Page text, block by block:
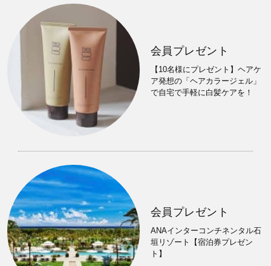
会員プレゼント
【10名様にプレゼント】ヘアケ
ア発想の「ヘアカラージェル」
で自宅で手軽に白髪ケアを！
会員プレゼント
ANAインターコンチネンタル石
垣リゾート【宿泊券プレゼン
ト】